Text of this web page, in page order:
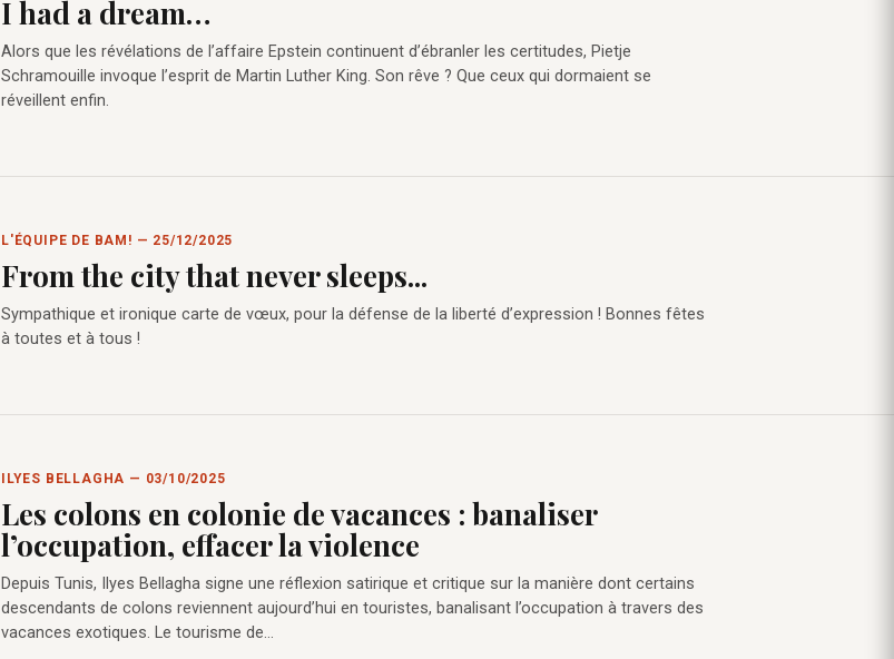
I had a dream…
Alors que les révélations de l’affaire Epstein continuent d’ébranler les certitudes, Pietje
Schramouille invoque l’esprit de Martin Luther King. Son rêve ? Que ceux qui dormaient se
réveillent enfin.
L'ÉQUIPE DE BAM! — 25/12/2025
From the city that never sleeps...
Sympathique et ironique carte de vœux, pour la défense de la liberté d’expression ! Bonnes fêtes
à toutes et à tous !
ILYES BELLAGHA — 03/10/2025
Les colons en colonie de vacances : banaliser
l’occupation, effacer la violence
Depuis Tunis, Ilyes Bellagha signe une réflexion satirique et critique sur la manière dont certains
descendants de colons reviennent aujourd’hui en touristes, banalisant l’occupation à travers des
vacances exotiques. Le tourisme de…